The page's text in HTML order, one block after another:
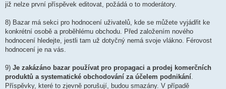
již nelze první příspěvek editovat, požádá o to moderátory.
8) Bazar má sekci pro hodnocení uživatelů, kde se můžete vyjádřit ke
konkrétní osobě a proběhlému obchodu. Před založením nového
hodnocení hledejte, jestli tam už dotyčný nemá svoje vlákno. Férovost
hodnocení je na vás.
9) Je zakázáno bazar používat pro propagaci a prodej komerčních
produktů a systematické obchodování za účelem podnikání.
Příspěvky, které to zjevně porušují, budou smazány. V případě